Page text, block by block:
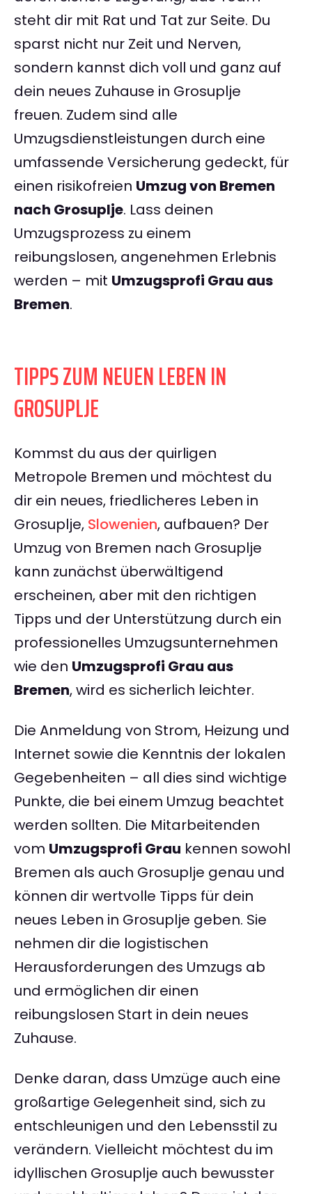
steht dir mit Rat und Tat zur Seite. Du
sparst nicht nur Zeit und Nerven,
sondern kannst dich voll und ganz auf
dein neues Zuhause in Grosuplje
freuen. Zudem sind alle
Umzugsdienstleistungen durch eine
umfassende Versicherung gedeckt, für
einen risikofreien Umzug von Bremen
nach Grosuplje. Lass deinen
Umzugsprozess zu einem
reibungslosen, angenehmen Erlebnis
werden – mit Umzugsprofi Grau aus
Bremen.
TIPPS ZUM NEUEN LEBEN IN
GROSUPLJE
Kommst du aus der quirligen
Metropole Bremen und möchtest du
dir ein neues, friedlicheres Leben in
Grosuplje, Slowenien, aufbauen? Der
Umzug von Bremen nach Grosuplje
kann zunächst überwältigend
erscheinen, aber mit den richtigen
Tipps und der Unterstützung durch ein
professionelles Umzugsunternehmen
wie den Umzugsprofi Grau aus
Bremen, wird es sicherlich leichter.
Die Anmeldung von Strom, Heizung und
Internet sowie die Kenntnis der lokalen
Gegebenheiten – all dies sind wichtige
Punkte, die bei einem Umzug beachtet
werden sollten. Die Mitarbeitenden
vom Umzugsprofi Grau kennen sowohl
Bremen als auch Grosuplje genau und
können dir wertvolle Tipps für dein
neues Leben in Grosuplje geben. Sie
nehmen dir die logistischen
Herausforderungen des Umzugs ab
und ermöglichen dir einen
reibungslosen Start in dein neues
Zuhause.
Denke daran, dass Umzüge auch eine
großartige Gelegenheit sind, sich zu
entschleunigen und den Lebensstil zu
verändern. Vielleicht möchtest du im
idyllischen Grosuplje auch bewusster